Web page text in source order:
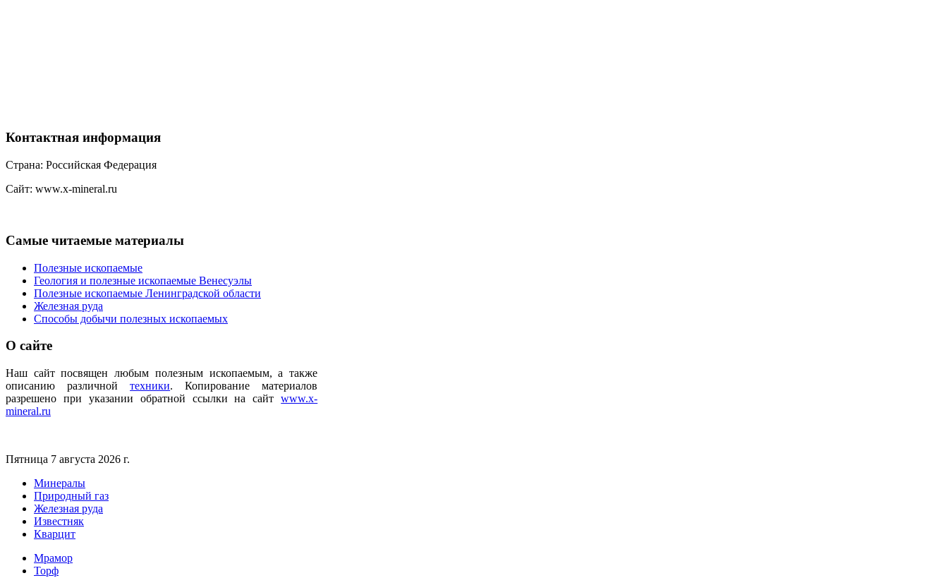
Контактная информация
Страна: Российская Федерация
Сайт: www.x-mineral.ru
Самые читаемые материалы
Полезные ископаемые
Геология и полезные ископаемые Венесуэлы
Полезные ископаемые Ленинградской области
Железная руда
Способы добычи полезных ископаемых
О сайте
Наш сайт посвящен любым полезным ископаемым, а также
описанию различнойтехники.Копирование материалов
разрешено при указании обратной ссылки на сайтwww.x-
mineral.ru
Пятница 7 августа 2026 г.
Минералы
Природный газ
Железная руда
Известняк
Кварцит
Мрамор
Торф